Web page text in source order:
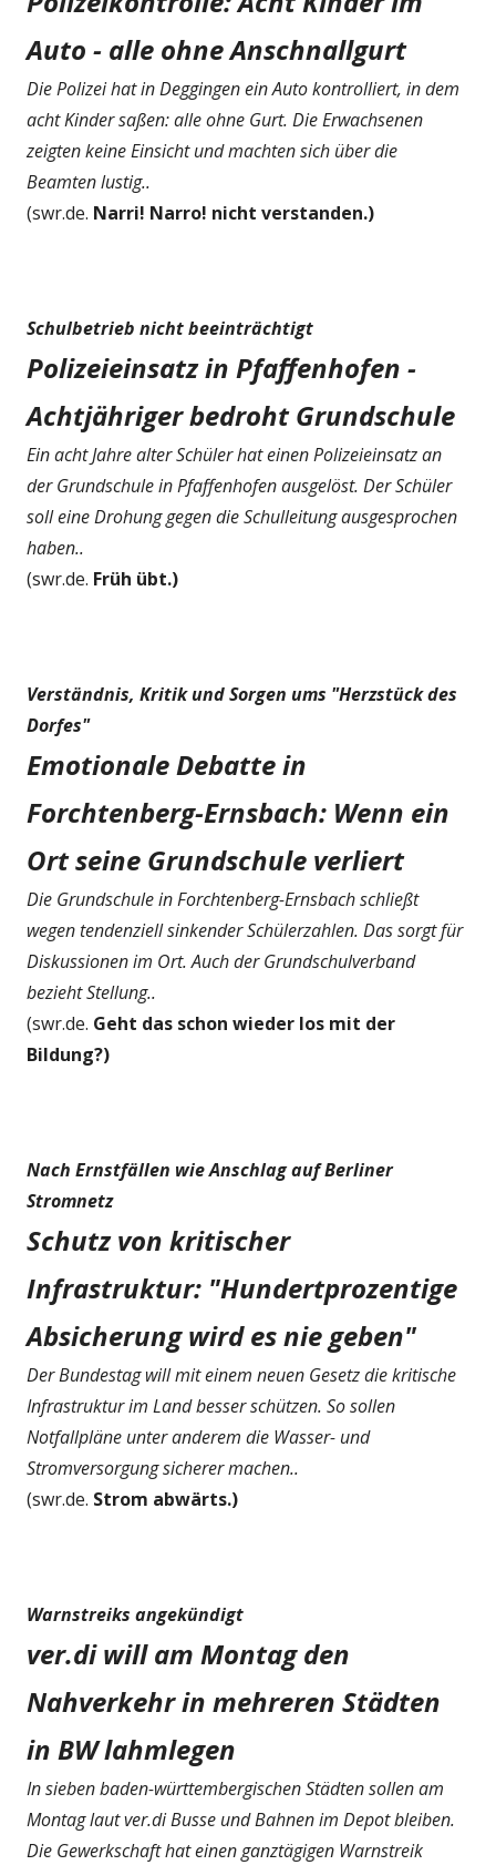
Auto - alle ohne Anschnallgurt
Die Polizei hat in Deggingen ein Auto kontrolliert, in dem
acht Kinder saßen: alle ohne Gurt. Die Erwachsenen
zeigten keine Einsicht und machten sich über die
Beamten lustig..
(swr.de. Narri! Narro! nicht verstanden.)
Schulbetrieb nicht beeinträchtigt
Polizeieinsatz in Pfaffenhofen -
Achtjähriger bedroht Grundschule
Ein acht Jahre alter Schüler hat einen Polizeieinsatz an
der Grundschule in Pfaffenhofen ausgelöst. Der Schüler
soll eine Drohung gegen die Schulleitung ausgesprochen
haben..
(swr.de. Früh übt.)
Verständnis, Kritik und Sorgen ums "Herzstück des
Dorfes"
Emotionale Debatte in
Forchtenberg-Ernsbach: Wenn ein
Ort seine Grundschule verliert
Die Grundschule in Forchtenberg-Ernsbach schließt
wegen tendenziell sinkender Schülerzahlen. Das sorgt für
Diskussionen im Ort. Auch der Grundschulverband
bezieht Stellung..
(swr.de. Geht das schon wieder los mit der
Bildung?)
Nach Ernstfällen wie Anschlag auf Berliner
Stromnetz
Schutz von kritischer
Infrastruktur: "Hundertprozentige
Absicherung wird es nie geben"
Der Bundestag will mit einem neuen Gesetz die kritische
Infrastruktur im Land besser schützen. So sollen
Notfallpläne unter anderem die Wasser- und
Stromversorgung sicherer machen..
(swr.de. Strom abwärts.)
Warnstreiks angekündigt
ver.di will am Montag den
Nahverkehr in mehreren Städten
in BW lahmlegen
In sieben baden-württembergischen Städten sollen am
Montag laut ver.di Busse und Bahnen im Depot bleiben.
Die Gewerkschaft hat einen ganztägigen Warnstreik